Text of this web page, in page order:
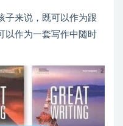
子来说，既可以作为跟
以作为一套写作中随时